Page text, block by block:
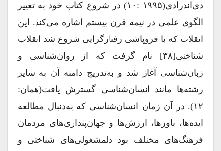
دی‌اندرادی(۱۹۹۵ :۱۰) در شروع کتاب خود به تغییر
الگوی علمی در نیمه قرن بیستم اشاره می‌کند. این
انقلاب که با فروپاشی رفتارگرایی شروع شد انقلاب
شناختی[۳۸] نام گرفت که از روان‌شناسی و
زبان‌شناسی آغاز شد و به‌تدریج دامنه آن به سایر
رشته‌ها مانند انسان‌شناسی گسترش یافت(همان:
۱۲). در آن زمان انسان‌شناسی که به‌دنبال مطالعه
ایده‌ها، باورها، ارزش‌ها و جهان‌پنداری‌های مردمان
فرهنگ‌های مختلف بود دلمشغولی‌های شناختی و